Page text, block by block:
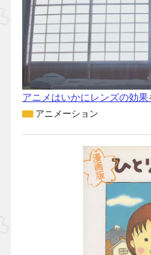
アニメはいかにレンズの効
アニメーション